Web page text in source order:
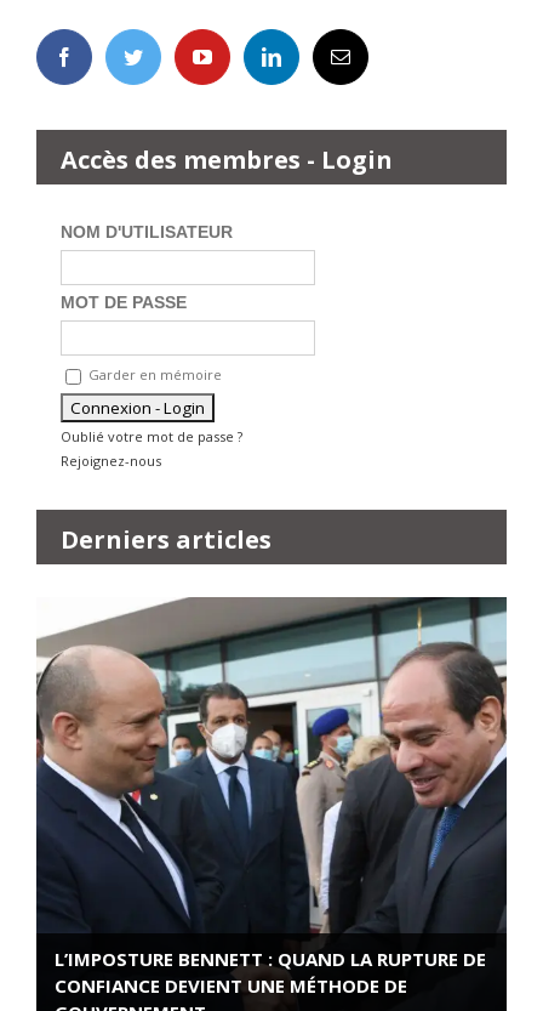
Accès des membres - Login
NOM D'UTILISATEUR
MOT DE PASSE
Garder en mémoire
Oublié votre mot de passe ?
Rejoignez-nous
Derniers articles
L’IMPOSTURE BENNETT : QUAND LA RUPTURE DE
CONFIANCE DEVIENT UNE MÉTHODE DE